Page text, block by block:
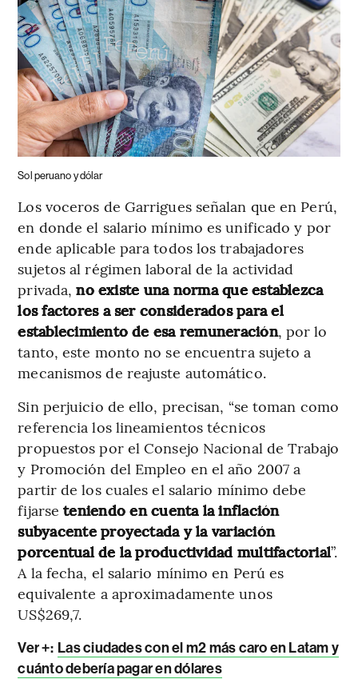
Sol peruano y dólar
Los voceros de Garrigues señalan que en Perú,
en donde el salario mínimo es unificado y por
ende aplicable para todos los trabajadores
sujetos al régimen laboral de la actividad
privada,no existe una norma que establezca
los factores a ser considerados para el
establecimiento de esa remuneración, por lo
tanto, este monto no se encuentra sujeto a
mecanismos de reajuste automático.
Sin perjuicio de ello, precisan, “se toman como
referencia los lineamientos técnicos
propuestos por el Consejo Nacional de Trabajo
y Promoción del Empleo en el año 2007 a
partir de los cuales el salario mínimo debe
fijarseteniendo en cuenta la inflación
subyacente proyectada y la variación
porcentual de la productividad multifactorial”.
A la fecha, el salario mínimo en Perú es
equivalente a aproximadamente unos
US$269,7.
Ver +: Las ciudades con el m2 más caro en Latam y
cuánto debería pagar en dólares